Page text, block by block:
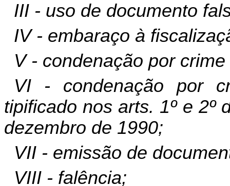
III - uso de documento
IV - embaraço à
V - condenação por
VI - condenação por
tipificado nos arts. 1º e 2º
dezembro de 1990;
VII - emissão de
VIII - falência;